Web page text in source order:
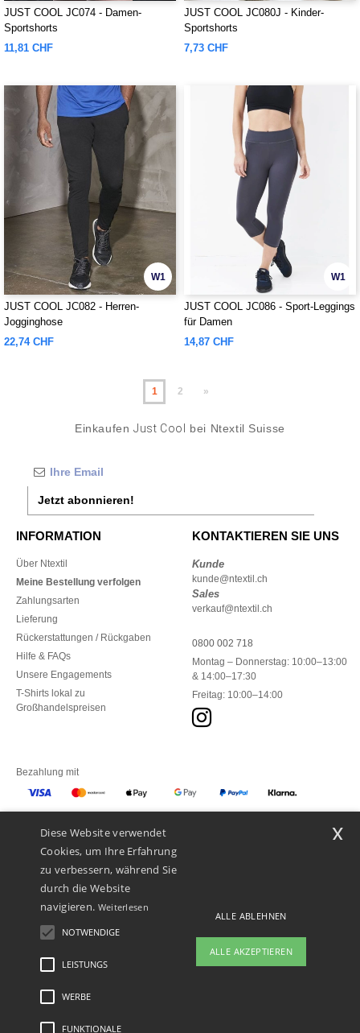
JUST COOL JC074 - Damen-
Sportshorts
11,81 CHF
JUST COOL JC080J - Kinder-
Sportshorts
7,73 CHF
W1
JUST COOL JC082 - Herren-
Jogginghose
22,74 CHF
W1
JUST COOL JC086 - Sport-Leggings
für Damen
14,87 CHF
1 2 »
EinkaufenJust Cool bei Ntextil Suisse
Jetzt abonnieren!
INFORMATION
Über Ntextil
Meine Bestellung verfolgen
Zahlungsarten
Lieferung
Rückerstattungen / Rückgaben
Hilfe & FAQs
Unsere Engagements
T-Shirts lokal zu
Großhandelspreisen
KONTAKTIEREN SIE UNS
Kunde
kunde@ntextil.ch
Sales
verkauf@ntextil.ch
0800 002 718
Montag – Donnerstag: 10:00–13:00
& 14:00–17:30
Freitag: 10:00–14:00
Bezahlung mit
Unsere Paketzusteller
Rechtliche Hinweise
Diese Website verwendet
Cookies, um Ihre Erfahrung
zu verbessern, während Sie
durch die Website
navigieren. Weiterlesen
NOTWENDIGE
LEISTUNGS
WERBE
FUNKTIONALE
ALLE ABLEHNEN
ALLE AKZEPTIEREN
x